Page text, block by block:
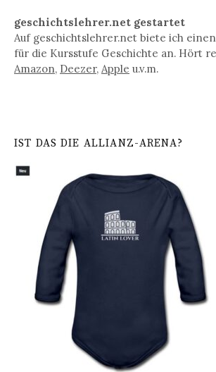
geschichtslehrer.net gestartet
Auf geschichtslehrer.net biete ich
für die Kursstufe Geschichte an. Hört
Amazon, Deezer, Apple u.v.m.
IST DAS DIE ALLIANZ-ARENA?